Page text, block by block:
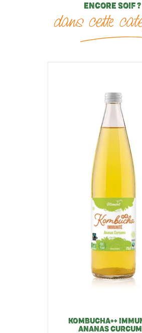
ENCORE SOIF ?
dans cette
KOMBUCHA++
ANANAS